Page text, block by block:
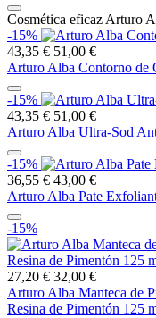
Cosmética eficaz Arturo
-15%
43,35 € 51,00 €
Arturo Alba Contorno de
-15%
43,35 € 51,00 €
Arturo Alba Ultra-Sod
-15%
36,55 € 43,00 €
Arturo Alba Pate
-15%
27,20 € 32,00 €
Arturo Alba Manteca de
Resina de Pimentón 125